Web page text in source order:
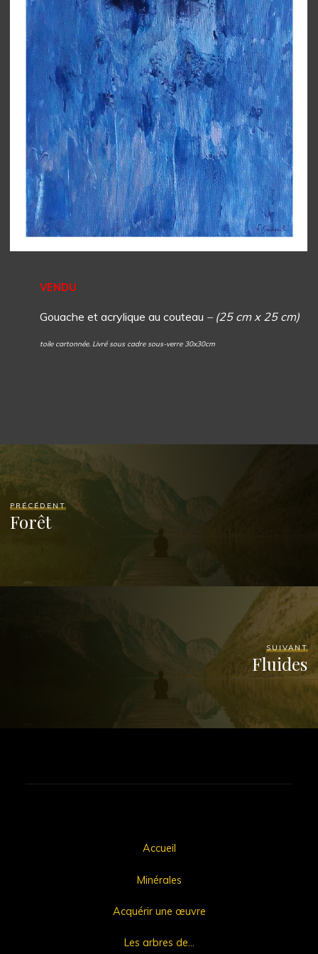
VENDU
Gouache et acrylique au couteau – (25 cm x 25 cm)
toile cartonnée. Livré sous cadre sous-verre 30x30cm
PRÉCÉDENT
Forêt
SUIVANT
Fluides
Accueil
Minérales
Acquérir une œuvre
Les arbres de…